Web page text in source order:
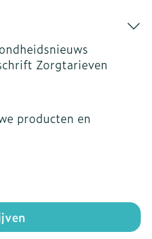
Zorgtarieven
producten en